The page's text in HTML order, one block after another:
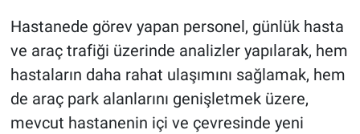
Hastanede görev yapan personel, günlük hasta
ve araç trafiği üzerinde analizler yapılarak, hem
hastaların daha rahat ulaşımını sağlamak, hem
de araç park alanlarını genişletmek üzere,
mevcut hastanenin içi ve çevresinde yeni